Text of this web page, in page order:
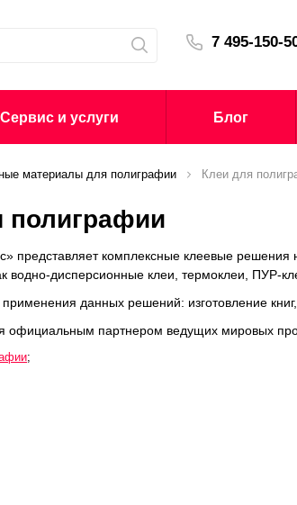
7 495-150-
Cервис и услуги Блог
материалы для полиграфии Клеи для
полиграфии
представляет комплексные клеевые
водно-дисперсионные клеи, термоклеи, ПУР-
данных решений: изготовление
официальным партнером ведущих мировых
;